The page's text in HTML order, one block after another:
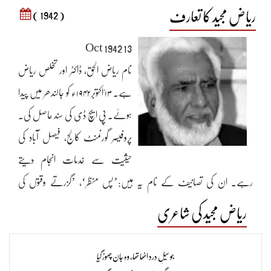
ریاض مجید کا تعارف ( 1942 )
13 Oct 1942
نام ریاض الحق، ڈاکٹر اور تخلص ریاض
ہے۔ ۱۳؍اکتوبر۱۹۴۲ء کو جالندھر میں پیدا
ہوئے۔ پی ایچ ڈی کی سند حاصل کی۔
پروفیسر گورنمنٹ کالج، فیصل آباد کی
حیثیت سے خدمات انجام دیتے
رہے۔ ان کی تصانیف کے نام یہ ہیں:’پس منظر‘، ’گزرتے وقتوں کی
عبادت‘، ’نئی آوازیں‘(مرتب، جدید شاعری) ’رفحان میں ایک
شام‘(مرتب)، ’انتخاب روشنی‘(مرتب) ، ’خاک‘۔ ریاض مجید اردو کے علاوہ
پنجابی میں بھی شاعری کرتے ہیں۔ بحوالۂ:پیمانۂ غزل(جلد دوم)،محمد شمس
ریاض مجید کی شاعری
جو سیلِ درد اٹھا تھا، وہ جان چھوڑ گیا​